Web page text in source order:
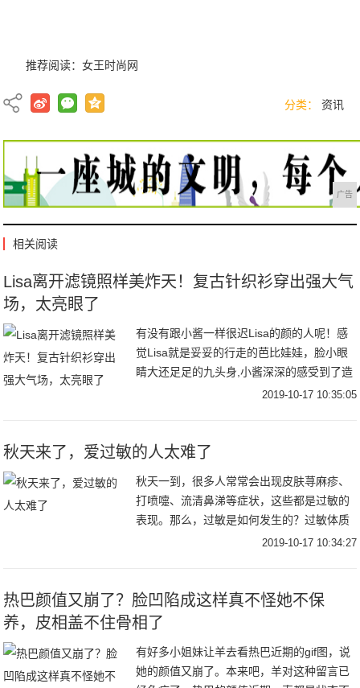
推荐阅读：女王时尚网
分类： 资讯
广告
相关阅读
Lisa离开滤镜照样美炸天！复古针织衫穿出强大气
场，太亮眼了
有没有跟小酱一样很迟Lisa的颜的人呢！感
觉Lisa就是妥妥的行走的芭比娃娃，脸小眼
睛大还足足的九头身,小酱深深的感受到了造
物主的不公平~Lisa在舞台上超级亮眼，最近
2019-10-17 10:35:05
秋天来了，爱过敏的人太难了
秋天一到，很多人常常会出现皮肤荨麻疹、
打喷嚏、流清鼻涕等症状，这些都是过敏的
表现。那么，过敏是如何发生的？过敏体质
的人又应该警惕哪些过敏性疾病呢？
2019-10-17 10:34:27
热巴颜值又崩了？脸凹陷成这样真不怪她不保
养，皮相盖不住骨相了
有好多小姐妹让羊去看热巴近期的gif图，说
她的颜值又崩了。本来吧，羊对这种留言已